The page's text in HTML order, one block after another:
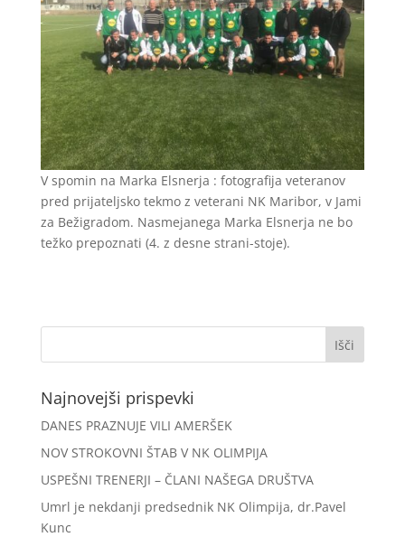
V spomin na Marka Elsnerja : fotografija veteranov
pred prijateljsko tekmo z veterani NK Maribor, v Jami
za Bežigradom. Nasmejanega Marka Elsnerja ne bo
težko prepoznati (4. z desne strani-stoje).
Najnovejši prispevki
DANES PRAZNUJE VILI AMERŠEK
NOV STROKOVNI ŠTAB V NK OLIMPIJA
USPEŠNI TRENERJI – ČLANI NAŠEGA DRUŠTVA
Umrl je nekdanji predsednik NK Olimpija, dr.Pavel
Kunc